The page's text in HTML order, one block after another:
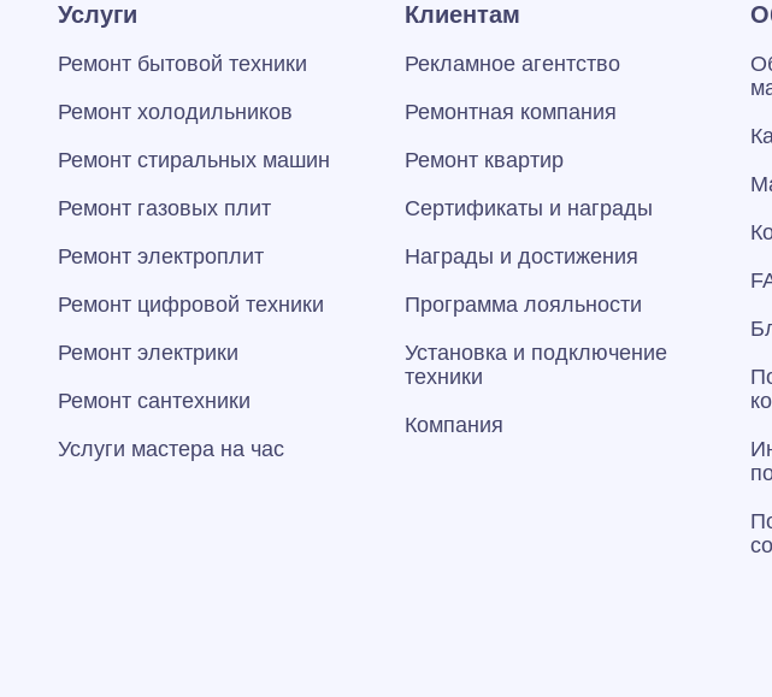
Услуги
Ремонт бытовой техники
Ремонт холодильников
Ремонт стиральных машин
Ремонт газовых плит
Ремонт электроплит
Ремонт цифровой техники
Ремонт электрики
Ремонт сантехники
Услуги мастера на час
Клиентам
Рекламное агентство
Ремонтная компания
Ремонт квартир
Сертификаты и награды
Награды и достижения
Программа лояльности
Установка и подключение
техники
Компания